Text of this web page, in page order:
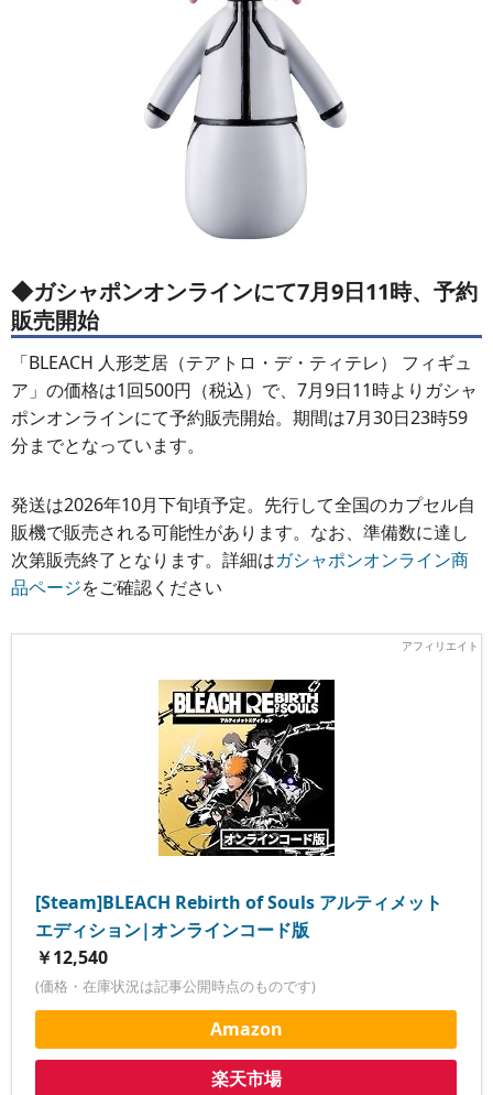
◆ガシャポンオンラインにて7月9日11時、予約
販売開始
「BLEACH 人形芝居（テアトロ・デ・ティテレ） フィギュ
ア」の価格は1回500円（税込）で、7月9日11時よりガシャ
ポンオンラインにて予約販売開始。期間は7月30日23時59
分までとなっています。
発送は2026年10月下旬頃予定。先行して全国のカプセル自
販機で販売される可能性があります。なお、準備数に達し
次第販売終了となります。詳細はガシャポンオンライン商
品ページをご確認ください
[Steam]BLEACH Rebirth of Souls アルティメット
エディション|オンラインコード版
￥12,540
(価格・在庫状況は記事公開時点のものです)
Amazon
楽天市場